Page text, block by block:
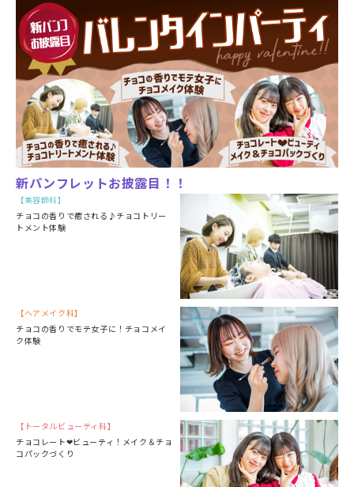
新パンフレットお披露目！！
美容師科
チョコの香りで癒される♪チョコトリー
トメント体験
ヘアメイク科
チョコの香りでモテ女子に！チョコメイ
ク体験
トータルビューティ科
チョコレート❤ビューティ！メイク＆チョ
コパックづくり